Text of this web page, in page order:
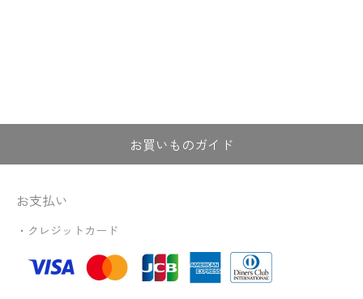
お買いものガイド
お支払い
・クレジットカード